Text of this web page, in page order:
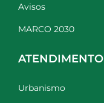
Avisos
MARCO 2030
ATENDIMENTO
Urbanismo